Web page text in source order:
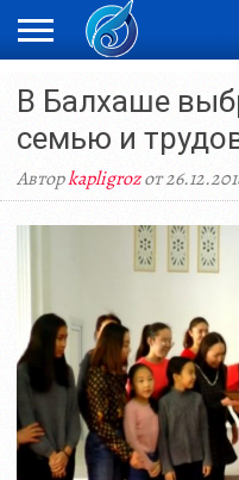
ЖАҢАЛЫҚТАР
НОВОСТИ
ВИДЕО
ФОТОРЕПОРТАЖИ
ОРКЕН
В Балхаше
семью и
Авторkapligrozот